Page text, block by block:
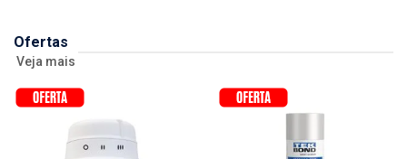
Ofertas
Veja mais